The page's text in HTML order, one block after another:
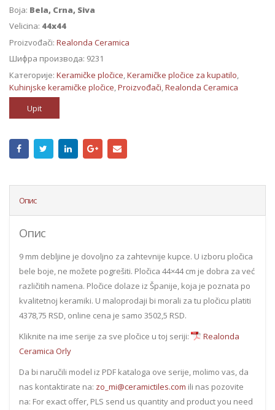
Boja: Bela, Crna, Siva
Velicina: 44x44
Proizvođači: Realonda Ceramica
Шифра производа: 9231
Категорије: Keramičke pločice,Keramičke pločice za kupatilo,
Kuhinjske keramičke pločice,Proizvođači,Realonda Ceramica
Upit
Опис
Опис
9 mm debljine je dovoljno za zahtevnije kupce. U izboru pločica
bele boje, ne možete pogrešiti. Pločica 44×44 cm je dobra za već
različitih namena. Pločice dolaze iz Španije, koja je poznata po
kvalitetnoj keramiki. U maloprodaji bi morali za tu pločicu platiti
4378,75 RSD, online cena je samo 3502,5 RSD.
Kliknite na ime serije za sve pločice u toj seriji:
Realonda
Ceramica Orly
Da bi naručili model iz PDF kataloga ove serije, molimo vas, da
nas kontaktirate na: zo_mi@ceramictiles.com ili nas pozovite
na: For exact offer, PLS send us quantity and product you need